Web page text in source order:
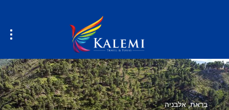
בֶּרַאת, אלבניה